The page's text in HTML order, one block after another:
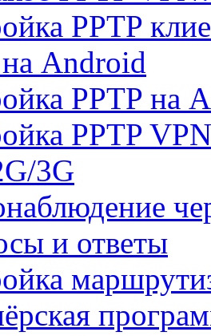
PPTP
Android
PPTP на
PPTP
3G
и ответы